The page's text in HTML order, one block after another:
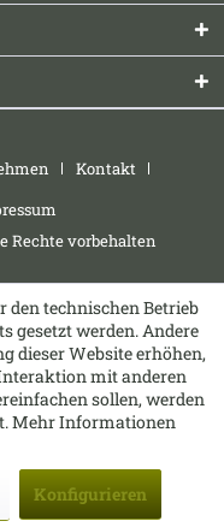
Kontakt
Rechte vorbehalten
den technischen Betrieb
gesetzt werden. Andere
dieser Website erhöhen,
mit anderen
sollen, werden
Mehr Informationen
Konfigurieren